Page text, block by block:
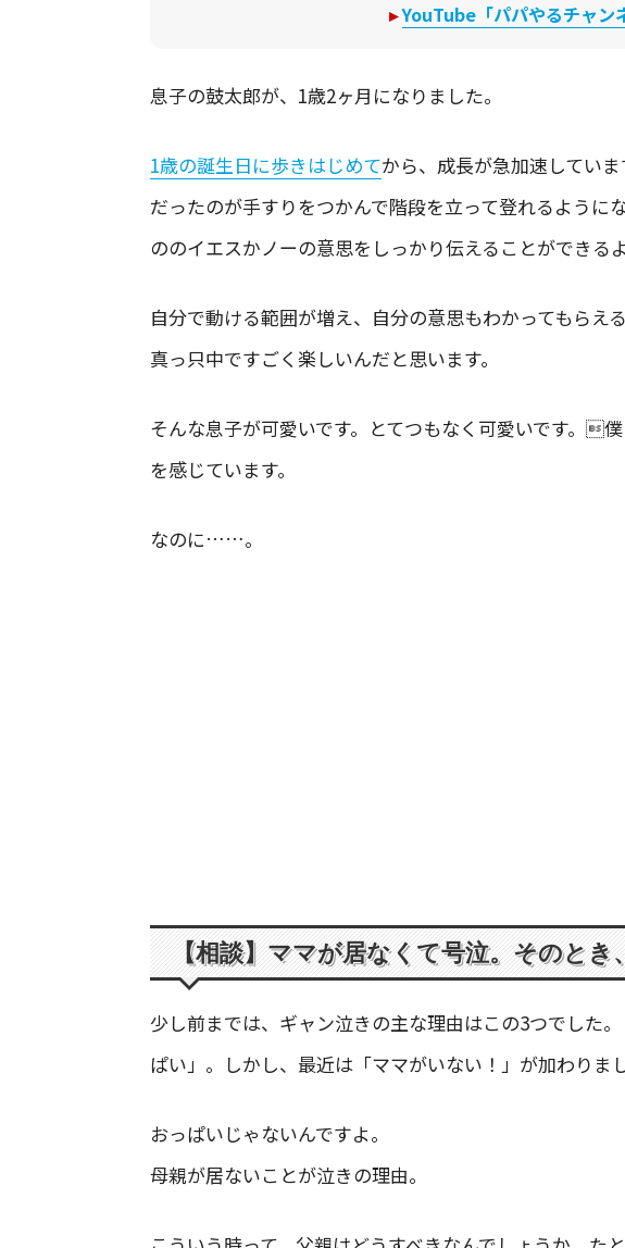
▸YouTube「パパやるチャン
息子の鼓太郎が、1歳2ヶ月になりました。
1歳の誕生日に歩きはじめてから、成長が急加速してい
だったのが手すりをつかんで階段を立って登れるように
ののイエスかノーの意思をしっかり伝えることができる
自分で動ける範囲が増え、自分の意思もわかってもらえ
真っ只中ですごく楽しいんだと思います。
そんな息子が可愛いです。とてつもなく可愛いです。
を感じています。
なのに……。
【相談】ママが居なくて号泣。そのとき
少し前までは、ギャン泣きの主な理由はこの3つでした
ぱい」。しかし、最近は「ママがいない！」が加わりまし
おっぱいじゃないんですよ。
母親が居ないことが泣きの理由。